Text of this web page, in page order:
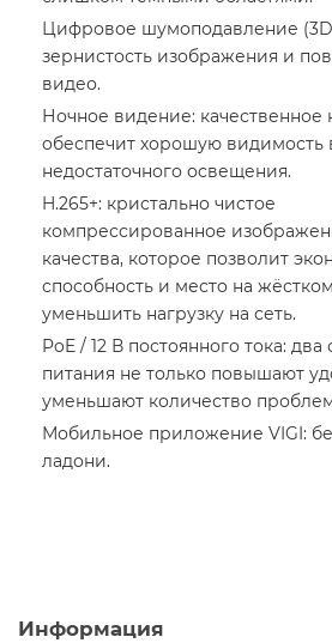
Цифровое шумоподавление
зернистость изображения и
видео.
Ночное видение: качественное
обеспечит хорошую видимость
недостаточного освещения.
H.265+: кристально чистое
компрессированное
качества, которое позволит
способность и место на
уменьшить нагрузку на сеть.
PoE / 12 В постоянного тока:
питания не только повышают
уменьшают количество
Мобильное приложение VIGI:
ладони.
Информация